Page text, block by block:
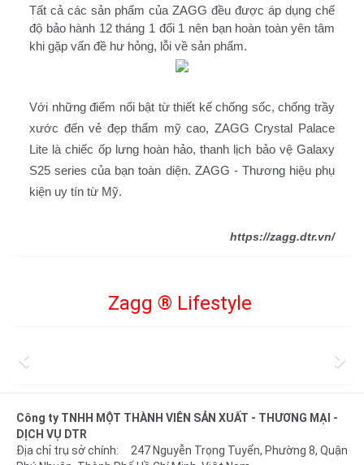
Tất cả các sản phẩm của ZAGG đều được áp dụng chế
độ bảo hành 12 tháng 1 đổi 1 nên bạn hoàn toàn yên tâm
khi gặp vấn đề hư hỏng, lỗi về sản phẩm.
Với những điểm nổi bật từ thiết kế chống sốc, chống trầy
xước đến vẻ đẹp thẩm mỹ cao, ZAGG Crystal Palace
Lite là chiếc ốp lưng hoàn hảo, thanh lịch bảo vệ Galaxy
S25 series của bạn toàn diện. ZAGG - Thương hiệu phụ
kiện uy tín từ Mỹ.
https://zagg.dtr.vn/
Zagg ® Lifestyle
Previous
Công ty TNHH MỘT THÀNH VIÊN SẢN XUẤT - THƯƠNG MẠI -
DỊCH VỤ DTR
Địa chỉ trụ sở chính: 247 Nguyễn Trọng Tuyển, Phường 8, Quận